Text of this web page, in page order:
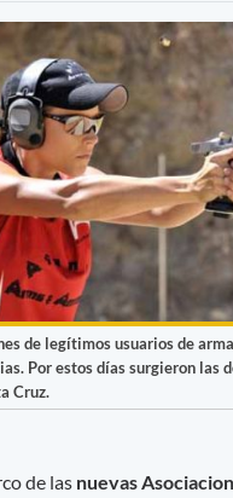
de legítimos usuarios de
Por estos días surgieron las
Cruz.
de las nuevas